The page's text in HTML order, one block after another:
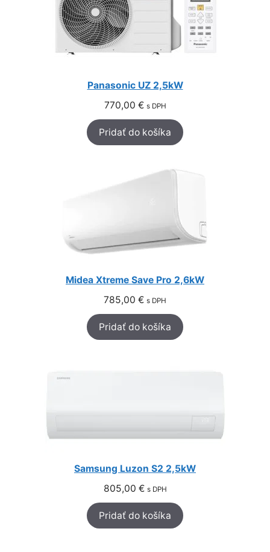
Panasonic UZ 2,5kW
770,00 € s DPH
Pridať do košíka
Midea Xtreme Save Pro 2,6kW
785,00 € s DPH
Pridať do košíka
Samsung Luzon S2 2,5kW
805,00 € s DPH
Pridať do košíka